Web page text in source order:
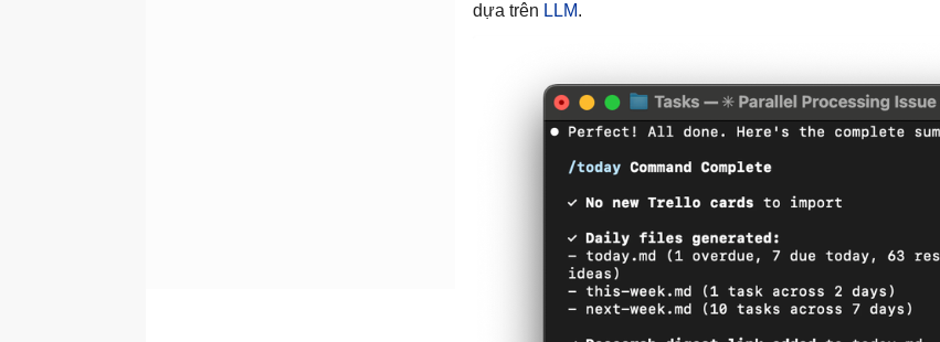
dựa trên LLM.